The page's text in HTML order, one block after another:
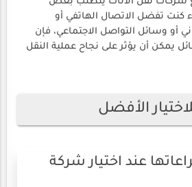
تفضل الاتصال الهاتفي أو
أو وسائل التواصل الاجتماعي، فإن
يمكن أن يؤثر على نجاح عملية النقل
الأفضل
عند اختيار شركة